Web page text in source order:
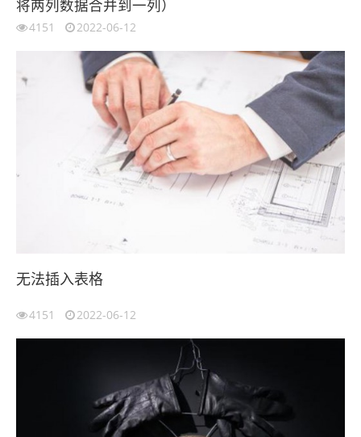
将两列数据合并到一列）
4151 2022-06-12
无法插入表格
4151 2022-06-12